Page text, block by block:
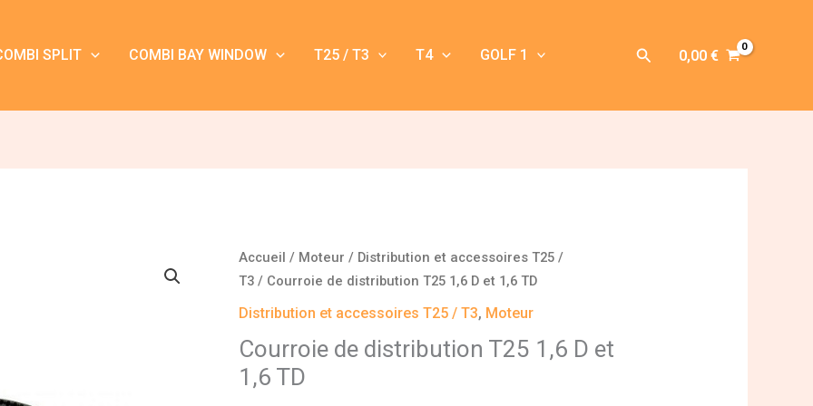
SPLIT COMBI BAY WINDOW T25 / T3 T4 GOLF 1 Rechercher
0,00 €
Accueil / Moteur / Distribution et accessoires T25 /
T3 / Courroie de distribution T25 1,6 D et 1,6 TD
Distribution et accessoires T25 / T3, Moteur
Courroie de distribution T25 1,6 D et
1,6 TD
quantité
de
Courroie
distribution
T25